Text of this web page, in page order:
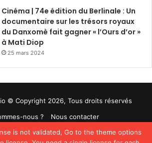
is not validated, Go to the theme options
Cinéma | 74e édition du Berlinale : Un
documentaire sur les trésors royaux
du Danxomè fait gagner « l’Ours d’or »
à Mati Diop
25 mars 2024
© Copyright 2026, Tous droits réservés
nous ?
Nous contacter